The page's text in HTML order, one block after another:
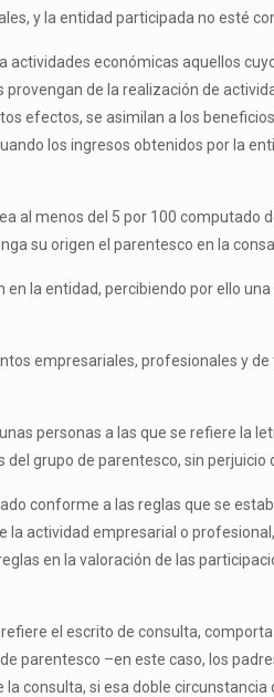
y la entidad participada no esté
económicas aquellos
de la realización de
efectos, se asimilan a los
los ingresos obtenidos por la
al menos del 5 por 100
su origen el parentesco en la
la entidad, percibiendo por ello
empresariales, profesionales y
personas a las que se refiere la
grupo de parentesco, sin perjuicio
conforme a las reglas que se
actividad empresarial o
en la valoración de las
el escrito de consulta,
parentesco –en este caso, los
consulta, si esa doble